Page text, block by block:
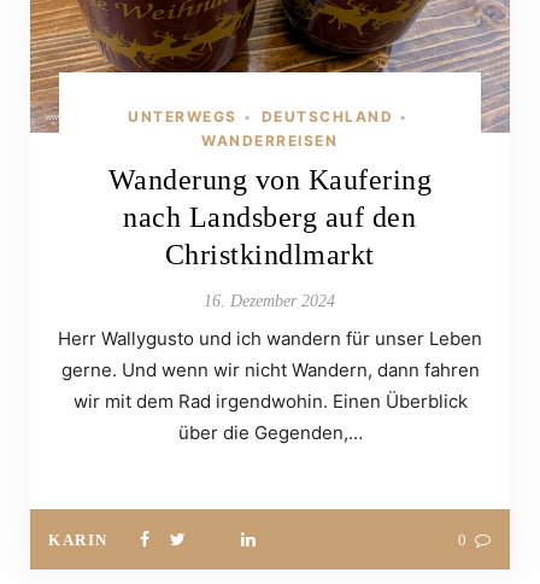
UNTERWEGS • DEUTSCHLAND •
WANDERREISEN
Wanderung von Kaufering
nach Landsberg auf den
Christkindlmarkt
16. Dezember 2024
Herr Wallygusto und ich wandern für unser Leben
gerne. Und wenn wir nicht Wandern, dann fahren
wir mit dem Rad irgendwohin. Einen Überblick
über die Gegenden,…
KARIN 0